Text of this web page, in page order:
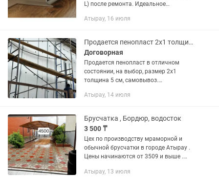
L) после ремонта. Идеальное
решение для современного интерьера
Атырау, 16 июля
Продается пенопласт 2х1 толщина 5 см
Договорная
Продается пенопласт в отличном
состоянии, на выбор, размер 2х1
толщина 5 см, самовывоз.
крыш, пристроек, гаражей и т.д. Цена
1500...
Атырау, 14 июля
Брусчатка , Бордюр, водосток
3 500 ₸
Цех по производству мраморной и
обычной брусчатки в городе Атырау .
Цены начинаются от 3509 и выше .
обычные простые . А так же у нас есть
Атырау, 13 июля